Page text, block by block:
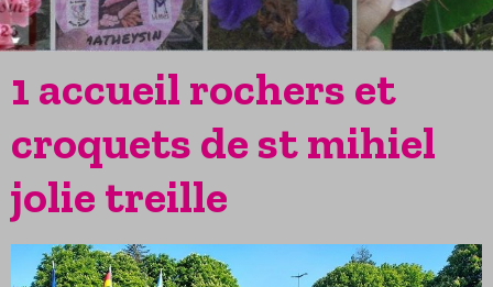
1 accueil rochers et
croquets de st mihiel
jolie treille